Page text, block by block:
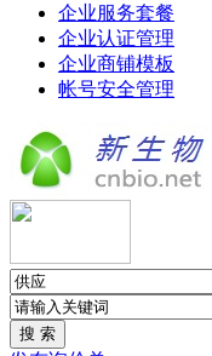
企业服务套餐
企业认证管理
企业商铺模板
帐号安全管理